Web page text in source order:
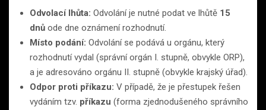
Odvolací lhůta: Odvolání je nutné podat ve lhůtě 15
dnů ode dne oznámení rozhodnutí.
Místo podání: Odvolání se podává u orgánu, který
rozhodnutí vydal (správní orgán I. stupně, obvykle ORP),
a je adresováno orgánu II. stupně (obvykle krajský úřad).
Odpor proti příkazu: V případě, že je přestupek řešen
vydáním tzv. příkazu (forma zjednodušeného správního